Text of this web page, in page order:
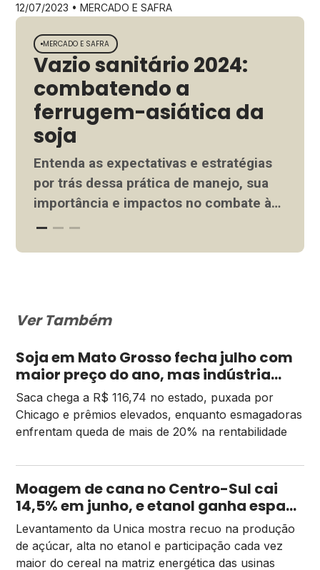
investimentos e avanços na agricultura
brasileira, a fim de posicionar o país com
competitividade no mercado internacional.
Um grande destaque é o salto de
produtividade do algodão em caroço, que
apresenta uma diferença de 835,65% […]
12/07/2023 •MERCADO E SAFRA
MERCADO E SAFRA
Vazio sanitário 2024:
combatendo a
ferrugem-asiática da
soja
Entenda as expectativas e estratégias
por trás dessa prática de manejo, sua
importância e impactos no combate à
principal doença que afeta a cultura da
Ver Também
Soja em Mato Grosso fecha julho com
maior preço do ano, mas indústria
sente aperto na margem
Saca chega a R$ 116,74 no estado, puxada por
Chicago e prêmios elevados, enquanto esmagadoras
enfrentam queda de mais de 20% na rentabilidade
Moagem de cana no Centro-Sul cai
14,5% em junho, e etanol ganha espaço
na safra 2026/27
Levantamento da Unica mostra recuo na produção
de açúcar, alta no etanol e participação cada vez
maior do cereal na matriz energética das usinas